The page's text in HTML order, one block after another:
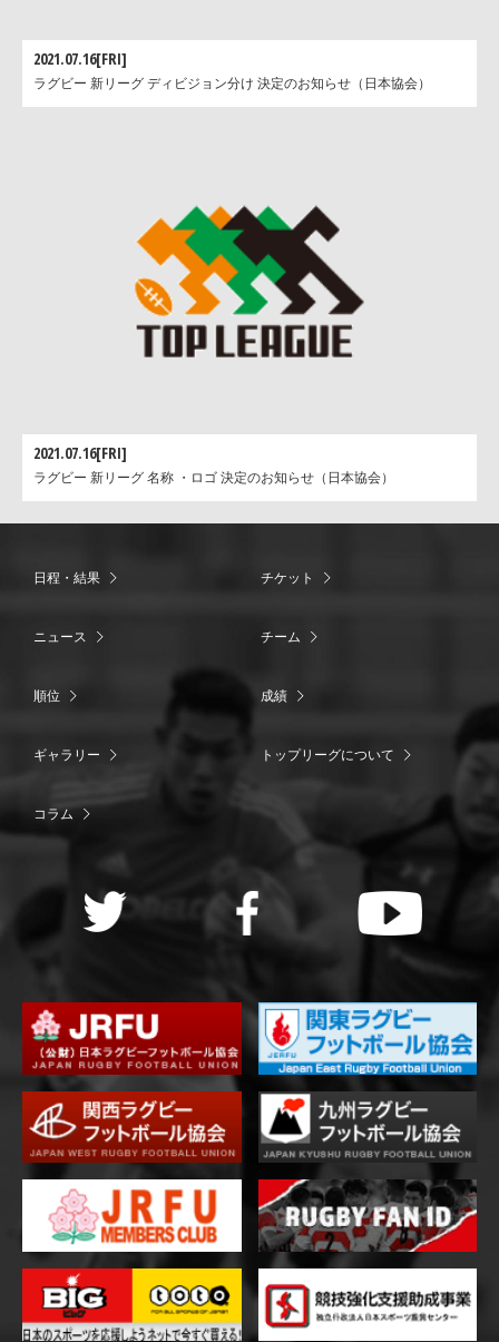
2021.07.16[FRI]
ラグビー 新リーグ ディビジョン分け 決定のお知らせ（日本協会）
2021.07.16[FRI]
ラグビー 新リーグ 名称 ・ロゴ 決定のお知らせ（日本協会）
日程・結果 チケット
ニュース チーム
順位 成績
ギャラリー トップリーグについて
コラム